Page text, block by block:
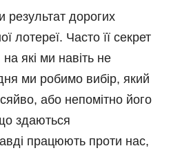
дорогих
лотереї. Часто її секрет
які ми навіть не
ми робимо вибір, який
або непомітно його
здаються
працюють проти нас,